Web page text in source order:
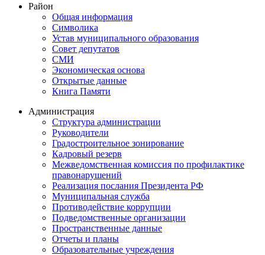
Район
Общая информация
Символика
Устав муниципального образования
Совет депутатов
СМИ
Экономическая основа
Открытые данные
Книга Памяти
Администрация
Структура администрации
Руководители
Градостроительное зонирование
Кадровый резерв
Межведомственная комиссия по профилактике
правонарушений
Реализация послания Президента РФ
Муниципальная служба
Противодействие коррупции
Подведомственные организации
Пространственные данные
Отчеты и планы
Образовательные учреждения